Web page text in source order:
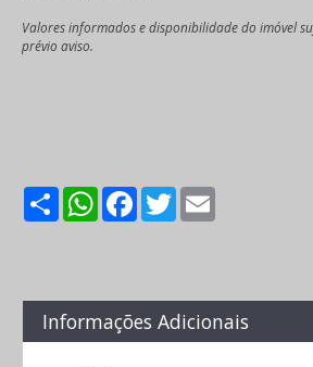
Valores informados e disponibilidade do imóvel
prévio aviso.
ShareWhatsApp
Facebook
Twitter
Informações Adicionais